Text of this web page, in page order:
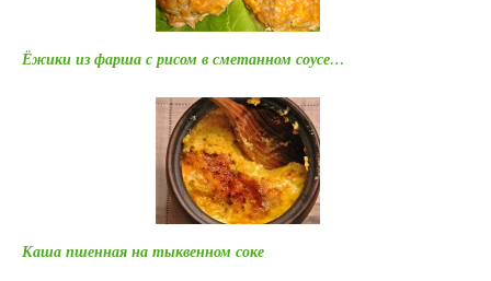
Ёжики из фарша с рисом в сметанном соусе…
Каша пшенная на тыквенном соке